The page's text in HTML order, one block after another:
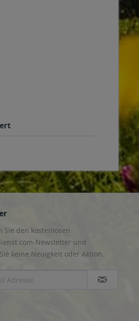
Sie den kostenlosen
Newsletter und
keine Neuigkeit oder Aktion.